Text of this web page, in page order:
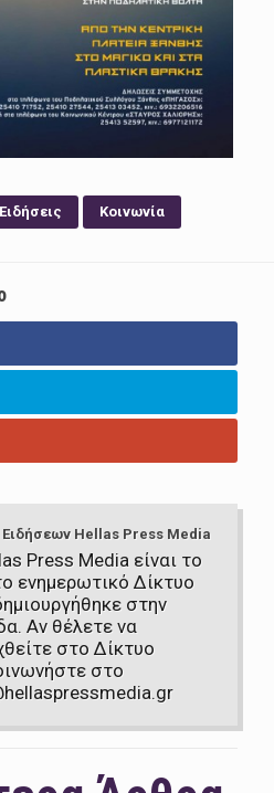
Ειδήσεις Κοινωνία
Hellas Press Media
Press Media είναι το
ενημερωτικό Δίκτυο
στην
Αν θέλετε να
στο Δίκτυο
στο